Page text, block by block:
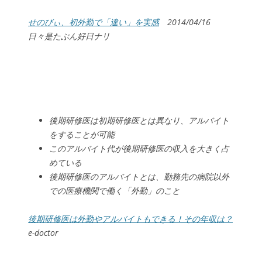
せのびぃ、初外勤で「違い」を実感2014/04/16
日々是たぶん好日ナリ
後期研修医は初期研修医とは異なり、アルバイト
をすることが可能
このアルバイト代が後期研修医の収入を大きく占
めている
後期研修医のアルバイトとは、勤務先の病院以外
での医療機関で働く「外勤」のこと
後期研修医は外勤やアルバイトもできる！その年収は？
e-doctor